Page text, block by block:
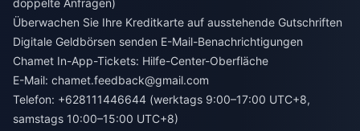
doppelte Anfragen)
Überwachen Sie Ihre Kreditkarte auf ausstehende Gutschriften
Digitale Geldbörsen senden E-Mail-Benachrichtigungen
Chamet In-App-Tickets: Hilfe-Center-Oberfläche
E-Mail: chamet.feedback@gmail.com
Telefon: +628111446644 (werktags 9:00–17:00 UTC+8,
samstags 10:00–15:00 UTC+8)